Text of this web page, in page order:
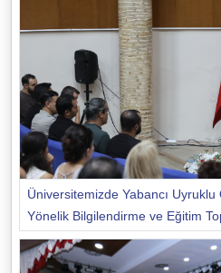
Üniversitemizde Yabancı
Yönelik Bilgilendirme ve Eğitim